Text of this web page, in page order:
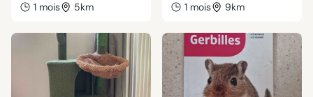
1 mois 5km 1 mois 9km